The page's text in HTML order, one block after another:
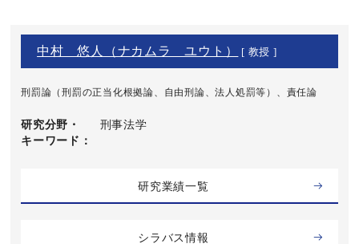
中村 悠人（ナカムラ ユウト） [ 教授 ]
刑罰論（刑罰の正当化根拠論、自由刑論、法人処罰等）、責任論
研究分野・
キーワード
刑事法学
研究業績一覧
シラバス情報